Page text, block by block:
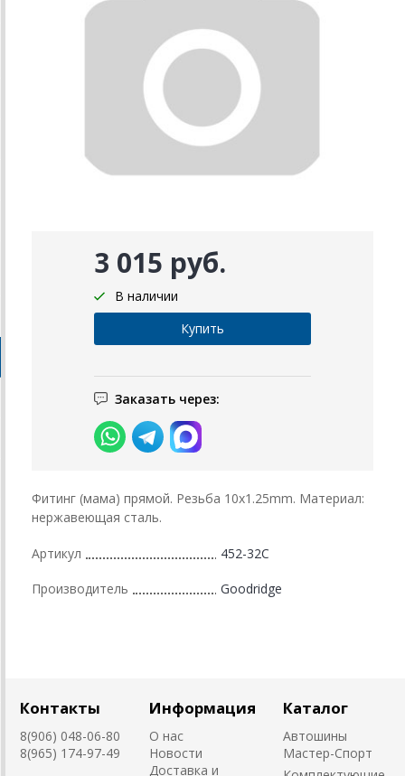
3 015 руб.
В наличии
Заказать через:
Фитинг (мама) прямой. Резьба 10х1.25mm. Материал:
нержавеющая сталь.
Артикул 452-32С
Производитель Goodridge
Контакты
8(906) 048-06-80
8(965) 174-97-49
Информация
О нас
Новости
Доставка и
Каталог
Автошины
Мастер-Спорт